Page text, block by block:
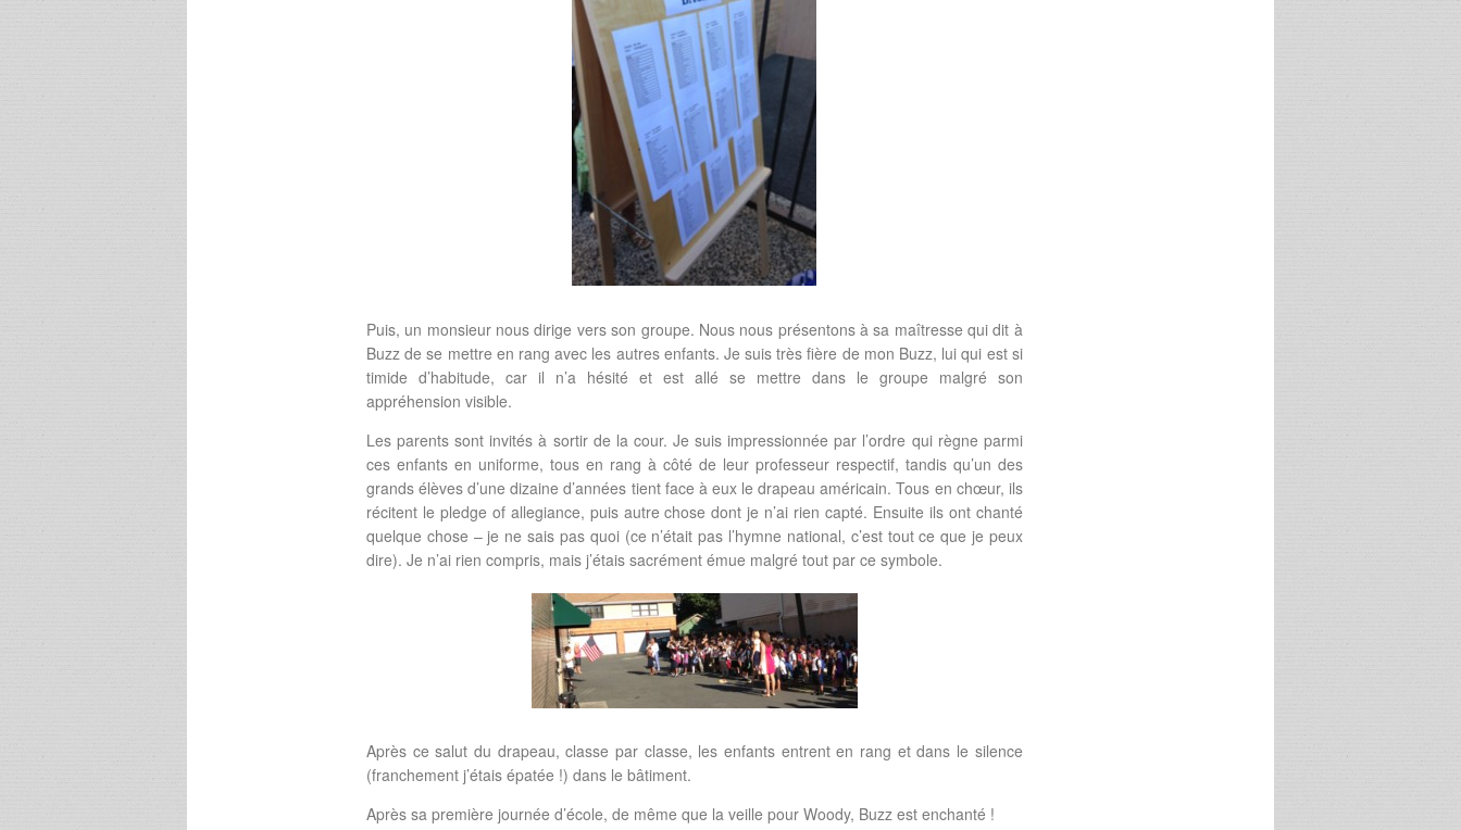
Puis, un monsieur nous dirige vers son groupe. Nous nous présentons à sa maîtresse qui dit à
Buzz de se mettre en rang avec les autres enfants. Je suis très fière de mon Buzz, lui qui est si
timide d’habitude, car il n’a hésité et est allé se mettre dans le groupe malgré son
appréhension visible.
Les parents sont invités à sortir de la cour. Je suis impressionnée par l’ordre qui règne parmi
ces enfants en uniforme, tous en rang à côté de leur professeur respectif, tandis qu’un des
grands élèves d’une dizaine d’années tient face à eux le drapeau américain. Tous en chœur, ils
récitent le pledge of allegiance, puis autre chose dont je n’ai rien capté. Ensuite ils ont chanté
quelque chose – je ne sais pas quoi (ce n’était pas l’hymne national, c’est tout ce que je peux
dire). Je n’ai rien compris, mais j’étais sacrément émue malgré tout par ce symbole.
Après ce salut du drapeau, classe par classe, les enfants entrent en rang et dans le silence
(franchement j’étais épatée !) dans le bâtiment.
Après sa première journée d’école, de même que la veille pour Woody, Buzz est enchanté !